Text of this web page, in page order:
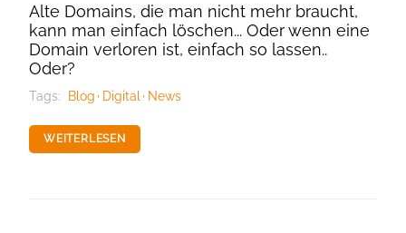
Alte Domains, die man nicht mehr braucht,
kann man einfach löschen... Oder wenn eine
Domain verloren ist, einfach so lassen..
Oder?
Tags: Blog Digital News
WEITERLESEN